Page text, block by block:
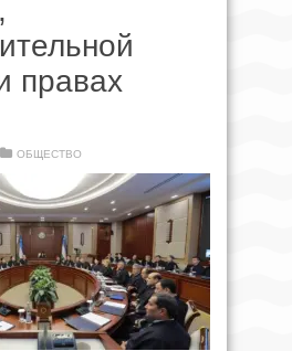
правах
ОБЩЕСТВО